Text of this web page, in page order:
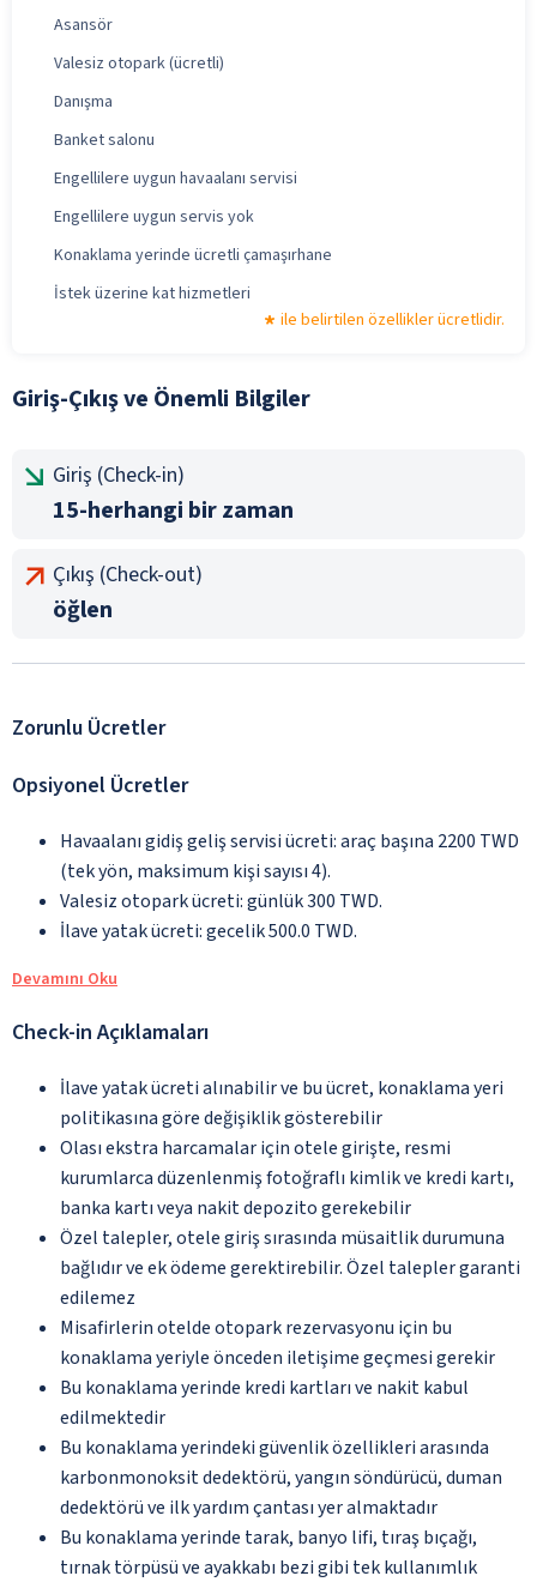
Asansör
Valesiz otopark (ücretli)
Danışma
Banket salonu
Engellilere uygun havaalanı servisi
Engellilere uygun servis yok
Konaklama yerinde ücretli çamaşırhane
İstek üzerine kat hizmetleri
ile belirtilen özellikler ücretlidir.
Giriş-Çıkış ve Önemli Bilgiler
Giriş (Check-in)
15-herhangi bir zaman
Çıkış (Check-out)
öğlen
Zorunlu Ücretler
Opsiyonel Ücretler
Havaalanı gidiş geliş servisi ücreti: araç başına 2200 TWD
(tek yön, maksimum kişi sayısı 4).
Valesiz otopark ücreti: günlük 300 TWD.
İlave yatak ücreti: gecelik 500.0 TWD.
Devamını Oku
Check-in Açıklamaları
İlave yatak ücreti alınabilir ve bu ücret, konaklama yeri
politikasına göre değişiklik gösterebilir
Olası ekstra harcamalar için otele girişte, resmi
kurumlarca düzenlenmiş fotoğraflı kimlik ve kredi kartı,
banka kartı veya nakit depozito gerekebilir
Özel talepler, otele giriş sırasında müsaitlik durumuna
bağlıdır ve ek ödeme gerektirebilir. Özel talepler garanti
edilemez
Misafirlerin otelde otopark rezervasyonu için bu
konaklama yeriyle önceden iletişime geçmesi gerekir
Bu konaklama yerinde kredi kartları ve nakit kabul
edilmektedir
Bu konaklama yerindeki güvenlik özellikleri arasında
karbonmonoksit dedektörü, yangın söndürücü, duman
dedektörü ve ilk yardım çantası yer almaktadır
Bu konaklama yerinde tarak, banyo lifi, tıraş bıçağı,
tırnak törpüsü ve ayakkabı bezi gibi tek kullanımlık